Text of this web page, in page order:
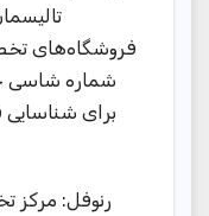
فروشگاه‌های
شماره شاسی
برای
رنوفل: مرکز